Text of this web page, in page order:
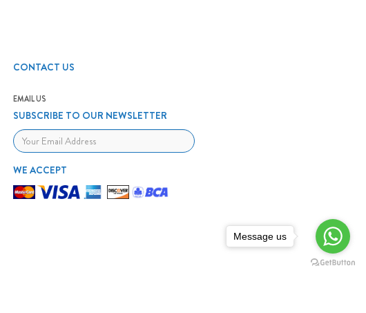
CONTACT US
EMAIL US
SUBSCRIBE TO OUR NEWSLETTER
WE ACCEPT
Message us